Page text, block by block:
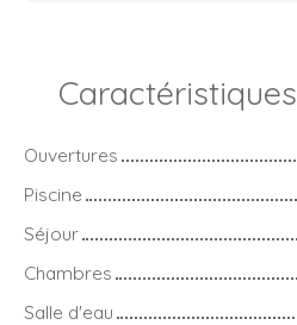
Caractéristiques
Ouvertures
Piscine
Séjour
Chambres
Salle d'eau